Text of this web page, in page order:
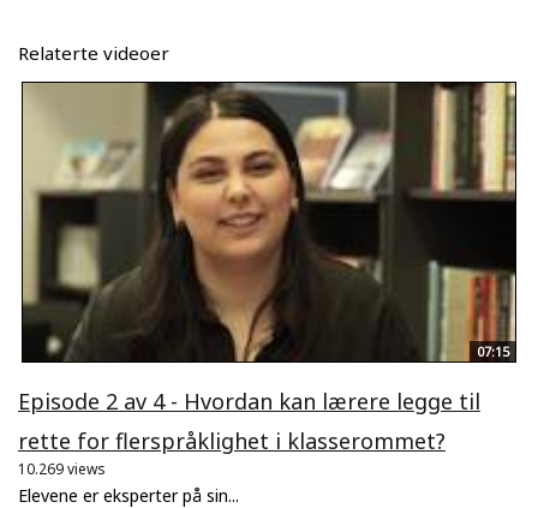
Relaterte videoer
07:15
Episode 2 av 4 - Hvordan kan lærere legge til
rette for flerspråklighet i klasserommet?
10.269 views
Elevene er eksperter på sin...